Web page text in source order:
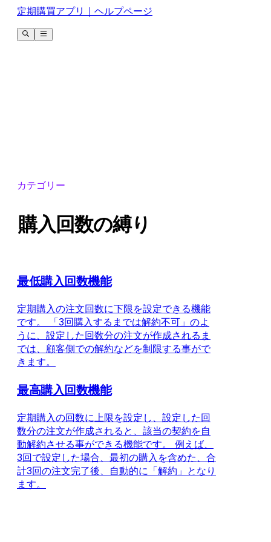
定期購買アプリ｜ヘルプページ
カテゴリー
購入回数の縛り
最低購入回数機能
定期購入の注文回数に下限を設定できる機能
です。 「3回購入するまでは解約不可」のよ
うに、設定した回数分の注文が作成されるま
では、顧客側での解約などを制限する事がで
きます。
最高購入回数機能
定期購入の回数に上限を設定し、設定した回
数分の注文が作成されると、該当の契約を自
動解約させる事ができる機能です。 例えば、
3回で設定した場合、最初の購入を含めた、合
計3回の注文完了後、自動的に「解約」となり
ます。